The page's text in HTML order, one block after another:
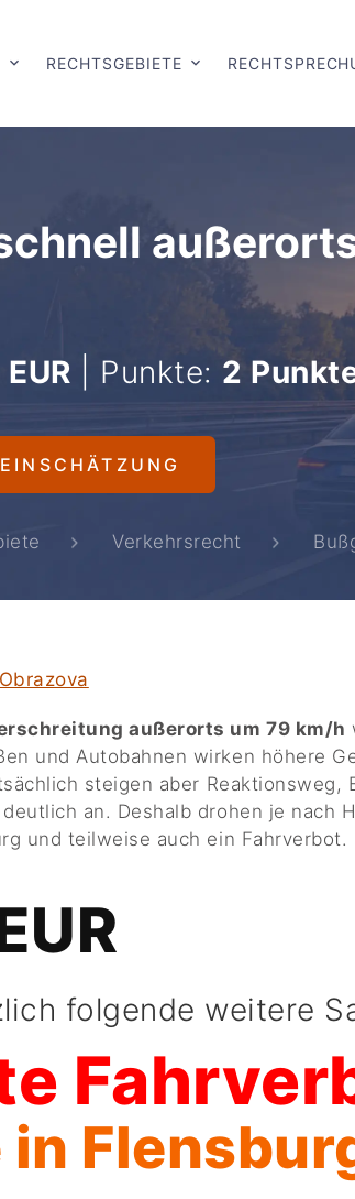
RECHTSGEBIETE
| Punkte: 2
Verkehrsrecht
außerorts um 79 km/h
und Autobahnen wirken höhere
steigen aber Reaktionsweg,
an. Deshalb drohen je nach
und teilweise auch ein Fahrverbot.
folgende weitere